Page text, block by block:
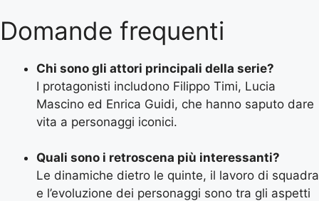
Domande frequenti
Chi sono gli attori principali della serie?
I protagonisti includono Filippo Timi, Lucia
Mascino ed Enrica Guidi, che hanno saputo dare
vita a personaggi iconici.
Quali sono i retroscena più interessanti?
Le dinamiche dietro le quinte, il lavoro di squadra
e l’evoluzione dei personaggi sono tra gli aspetti